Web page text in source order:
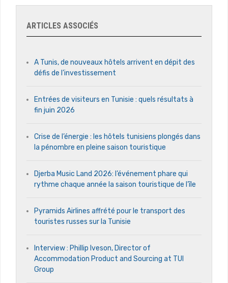
ARTICLES ASSOCIÉS
A Tunis, de nouveaux hôtels arrivent en dépit des
défis de l’investissement
Entrées de visiteurs en Tunisie : quels résultats à
fin juin 2026
Crise de l’énergie : les hôtels tunisiens plongés dans
la pénombre en pleine saison touristique
Djerba Music Land 2026: l’événement phare qui
rythme chaque année la saison touristique de l’île
Pyramids Airlines affrété pour le transport des
touristes russes sur la Tunisie
Interview : Phillip Iveson, Director of
Accommodation Product and Sourcing at TUI
Group